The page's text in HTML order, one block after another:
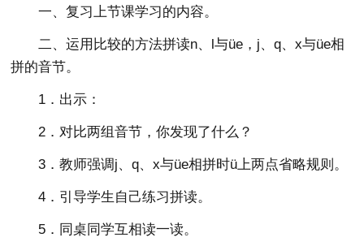
一、复习上节课学习的内容。
二、运用比较的方法拼读n、l与üe，j、q、x与üe相
拼的音节。
1．出示：
2．对比两组音节，你发现了什么？
3．教师强调j、q、x与üe相拼时ü上两点省略规则。
4．引导学生自己练习拼读。
5．同桌同学互相读一读。